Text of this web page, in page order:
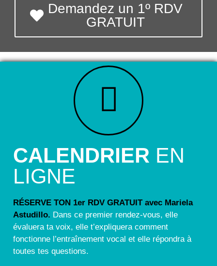
Demandez un 1º RDV
GRATUIT
CALENDRIER EN
LIGNE
RÉSERVE TON 1er RDV GRATUIT avec Mariela
Astudillo. Dans ce premier rendez-vous, elle
évaluera ta voix, elle t’expliquera comment
fonctionne l’entraînement vocal et elle répondra à
toutes tes questions.